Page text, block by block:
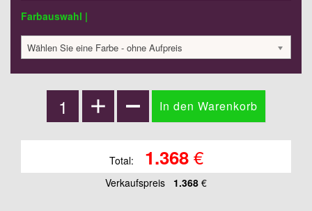
Farbauswahl |
Wählen Sie eine Farbe - ohne Aufpreis
Total: 1.368€
Verkaufspreis 1.368 €